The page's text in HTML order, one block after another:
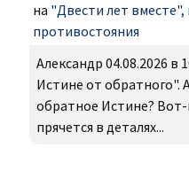
на "Двести лет
противостояния
Александр 04.08.2026 в
Истине от обратного".
обратное Истине? Вот-
прячется в деталях...